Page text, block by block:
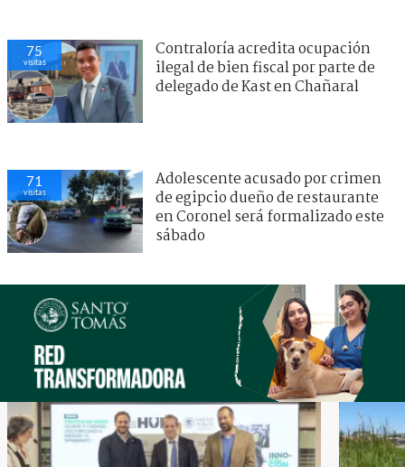
75
visitas
Contraloría acredita ocupación
ilegal de bien fiscal por parte de
delegado de Kast en Chañaral
71
visitas
Adolescente acusado por crimen
de egipcio dueño de restaurante
en Coronel será formalizado este
sábado